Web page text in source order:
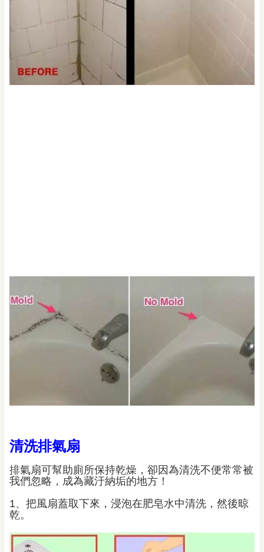
清洗排氣扇
排氣扇可幫助廁所保持乾燥，卻因為清洗不便常常被
我們忽略，成為藏汙納垢的地方！
1、把風扇蓋取下來，浸泡在肥皂水中清洗，然後晾
乾。